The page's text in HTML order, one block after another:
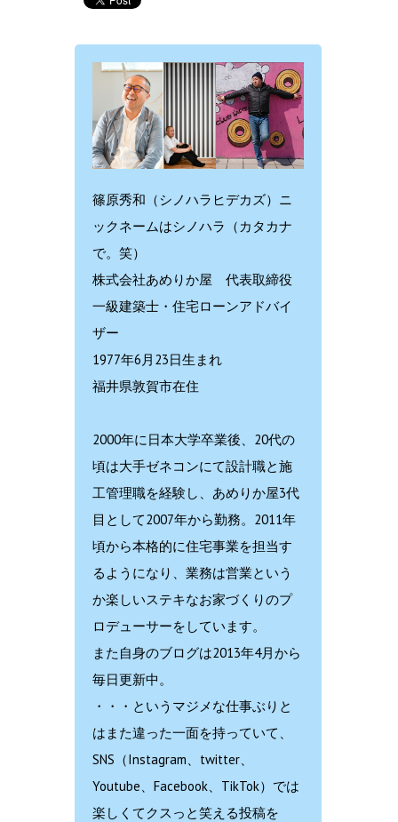
篠原秀和（シノハラヒデカズ）ニ
ックネームはシノハラ（カタカナ
で。笑）
株式会社あめりか屋 代表取締役
一級建築士・住宅ローンアドバイ
ザー
1977年6月23日生まれ
福井県敦賀市在住
2000年に日本大学卒業後、20代の
頃は大手ゼネコンにて設計職と施
工管理職を経験し、あめりか屋3代
目として2007年から勤務。2011年
頃から本格的に住宅事業を担当す
るようになり、業務は営業という
か楽しいステキなお家づくりのプ
ロデューサーをしています。
また自身のブログは2013年4月から
毎日更新中。
・・・というマジメな仕事ぶりと
はまた違った一面を持っていて、
SNS（Instagram、twitter、
Youtube、Facebook、TikTok）では
楽しくてクスっと笑える投稿を